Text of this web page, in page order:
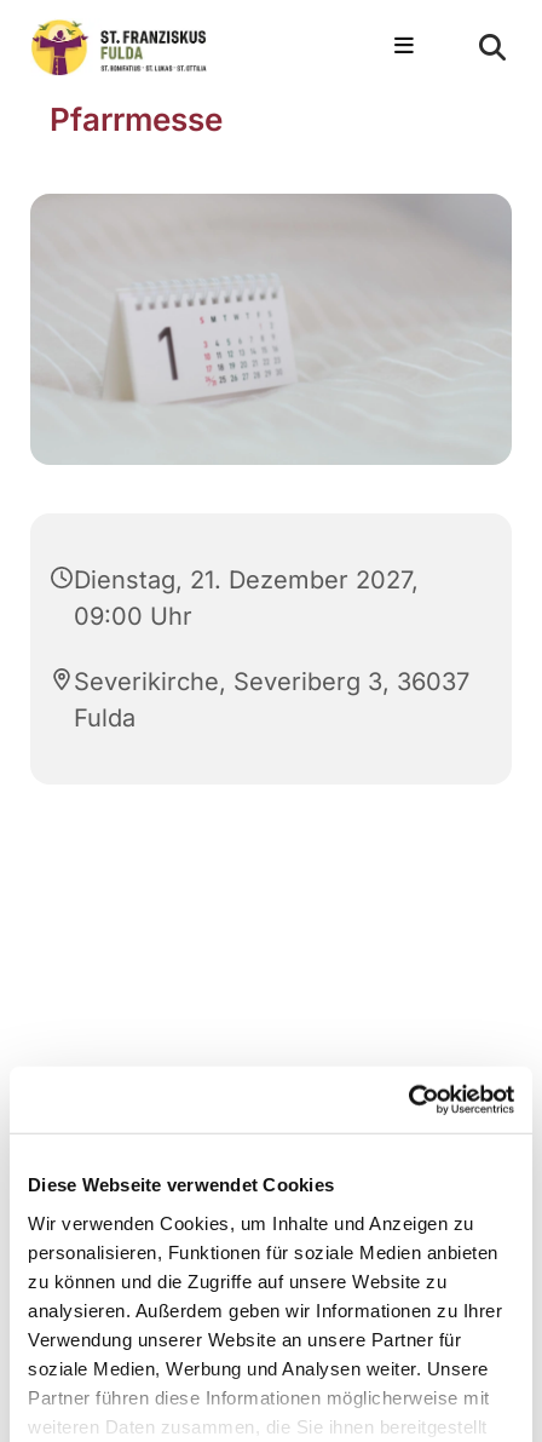
Diese Webseite verwendet Cookies
Wir verwenden Cookies, um Inhalte und Anzeigen zu
personalisieren, Funktionen für soziale Medien anbieten
zu können und die Zugriffe auf unsere Website zu
analysieren. Außerdem geben wir Informationen zu Ihrer
Verwendung unserer Website an unsere Partner für
soziale Medien, Werbung und Analysen weiter. Unsere
Partner führen diese Informationen möglicherweise mit
weiteren Daten zusammen, die Sie ihnen bereitgestellt
Pfarrmesse
Dienstag, 21. Dezember 2027,
09:00 Uhr
Severikirche, Severiberg 3, 36037
Fulda
Dies könnte Sie auch
interessieren